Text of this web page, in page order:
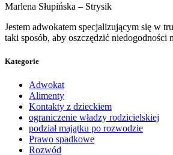
Marlena Słupińska – Strysik
Jestem adwokatem specjalizującym się w
taki sposób, aby oszczędzić
Kategorie
Adwokat
Alimenty
Kontakty z dzieckiem
ograniczenie władzy rodzicielskiej
podział majątku po rozwodzie
Prawo spadkowe
Rozwód